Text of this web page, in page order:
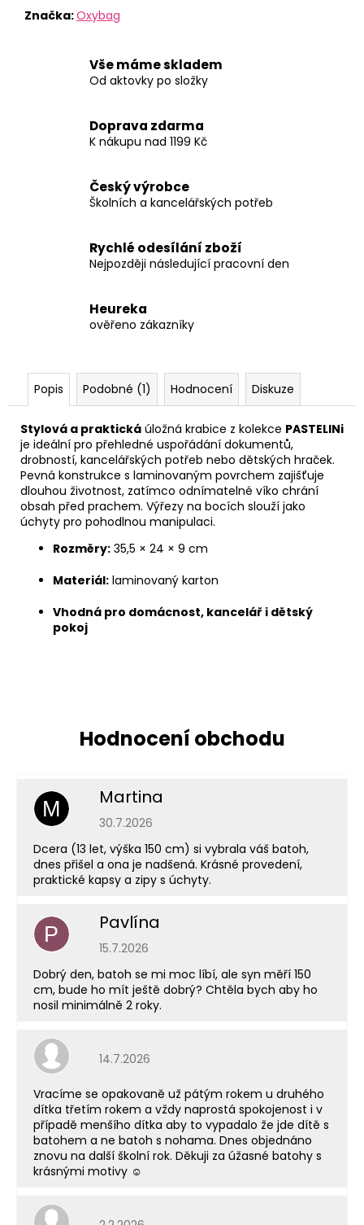
Značka:Oxybag
Vše máme skladem
Od aktovky po složky
Doprava zdarma
K nákupu nad 1199 Kč
Český výrobce
Školních a kancelářských potřeb
Rychlé odesílání zboží
Nejpozději následující pracovní den
Heureka
ověřeno zákazníky
Popis Podobné (1) Hodnocení Diskuze
Stylová a praktická úložná krabice z kolekce PASTELINi
je ideální pro přehledné uspořádání dokumentů,
drobností, kancelářských potřeb nebo dětských hraček.
Pevná konstrukce s laminovaným povrchem zajišťuje
dlouhou životnost, zatímco odnímatelné víko chrání
obsah před prachem. Výřezy na bocích slouží jako
úchyty pro pohodlnou manipulaci.
Rozměry: 35,5 × 24 × 9 cm
Materiál: laminovaný karton
Vhodná pro domácnost, kancelář i dětský
pokoj
M Martina
Hodnocení obchodu je 5 z 5 hvězdiček.
30.7.2026
Dcera (13 let, výška 150 cm) si vybrala váš batoh,
dnes přišel a ona je nadšená. Krásné provedení,
praktické kapsy a zipy s úchyty.
P Pavlína
Hodnocení obchodu je 5 z 5 hvězdiček.
15.7.2026
Dobrý den, batoh se mi moc líbí, ale syn měří 150
cm, bude ho mít ještě dobrý? Chtěla bych aby ho
nosil minimálně 2 roky.
Hodnocení obchodu je 5 z 5 hvězdiček.
14.7.2026
Vracíme se opakovaně už pátým rokem u druhého
dítka třetím rokem a vždy naprostá spokojenost i v
případě menšího dítka aby to vypadalo že jde dítě s
batohem a ne batoh s nohama. Dnes objednáno
znovu na další školní rok. Děkuji za úžasné batohy s
krásnými motivy ☺️
Hodnocení obchodu je 5 z 5 hvězdiček.
299
Kč